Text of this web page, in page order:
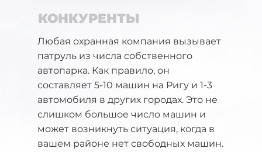
Любая охранная компания вызывает
патруль из числа собственного
автопарка. Как правило, он
составляет 5-10 машин на Ригу и 1-3
автомобиля в других городах. Это не
слишком большое число машин и
может возникнуть ситуация, когда в
вашем районе нет свободных машин.
КОНКУРЕНТЫ